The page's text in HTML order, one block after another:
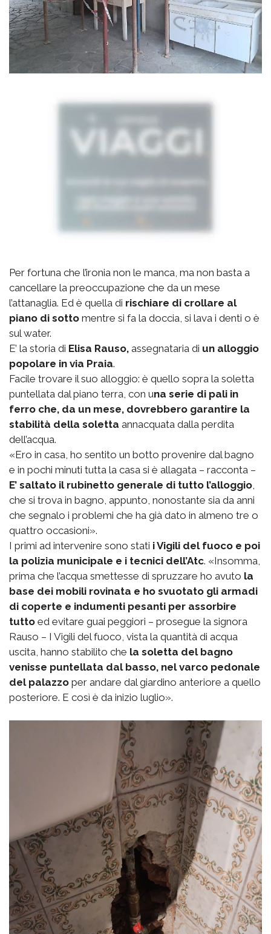
Per fortuna che l’ironia non le manca, ma non basta a
cancellare la preoccupazione che da un mese
l’attanaglia. Ed è quella di rischiare di crollare al
piano di sotto mentre si fa la doccia, si lava i denti o è
sul water.
E’ la storia di Elisa Rauso, assegnataria di un alloggio
popolare in via Praia.
Facile trovare il suo alloggio: è quello sopra la soletta
puntellata dal piano terra, con una serie di pali in
ferro che, da un mese, dovrebbero garantire la
stabilità della soletta annacquata dalla perdita
dell’acqua.
«Ero in casa, ho sentito un botto provenire dal bagno
e in pochi minuti tutta la casa si è allagata – racconta –
E’ saltato il rubinetto generale di tutto l’alloggio
che si trova in bagno, appunto, nonostante sia da anni
che segnalo i problemi che ha già dato in almeno tre o
quattro occasioni».
I primi ad intervenire sono stati i Vigili del fuoco e poi
la polizia municipale e i tecnici dell’Atc. «Insomma,
prima che l’acqua smettesse di spruzzare ho avuto la
base dei mobili rovinata e ho svuotato gli armadi
di coperte e indumenti pesanti per assorbire
tutto ed evitare guai peggiori – prosegue la signora
Rauso – I Vigili del fuoco, vista la quantità di acqua
uscita, hanno stabilito che la soletta del bagno
venisse puntellata dal basso, nel varco pedonale
del palazzo per andare dal giardino anteriore a quello
posteriore. E così è da inizio luglio».